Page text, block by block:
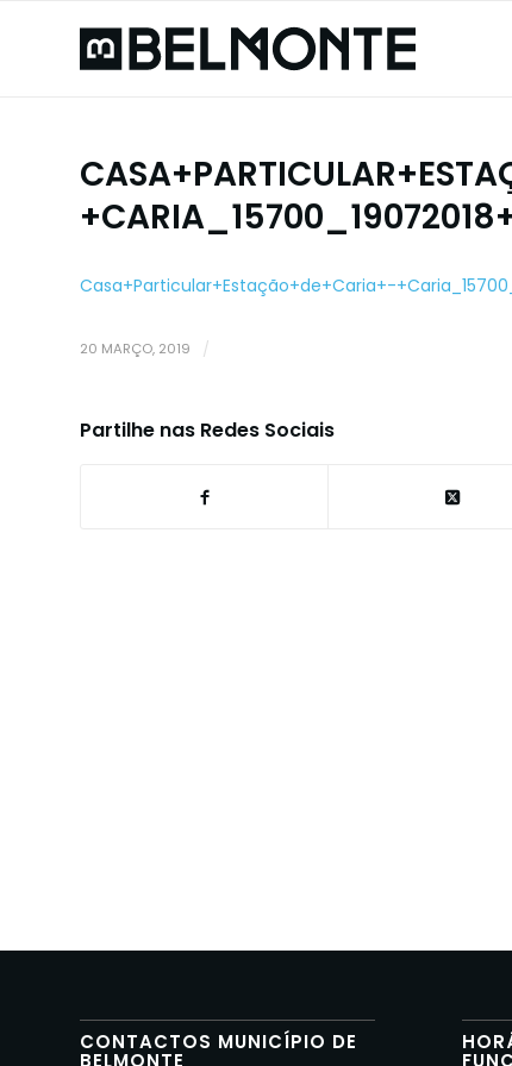
Casa+Particular+Estação+de+Caria+-
20 MARÇO, 2019 /
Partilhe nas Redes Sociais
CONTACTOS MUNICÍPIO DE
BELMONTE